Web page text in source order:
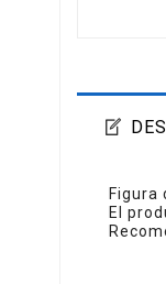
Figura
El